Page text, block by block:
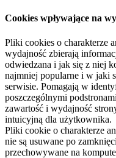
Cookies wpływające na
Pliki cookies o charakterze
wydajność zbierają
odwiedzana i jak się z niej
najmniej popularne i w jaki
serwisie. Pomagają w
poszczególnymi
zawartość i wydajność
intuicyjną dla użytkownika.
Pliki cookie o charakterze
nie są usuwane po
przechowywane na